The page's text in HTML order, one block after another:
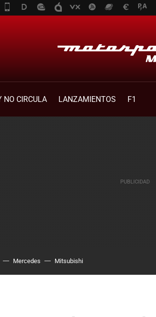
NO CIRCULA LANZAMIENTOS F1
Mercedes Mitsubishi